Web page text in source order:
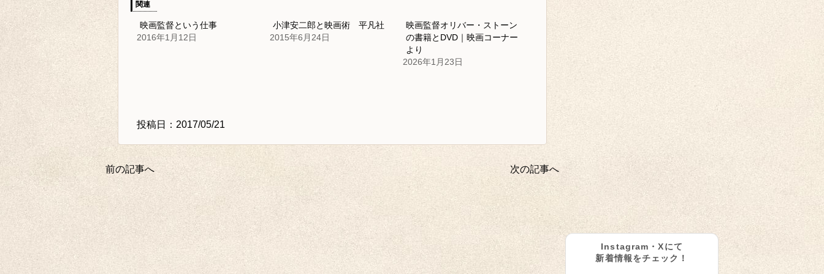
関連
映画監督という仕事
2016年1月12日
小津安二郎と映画術 平凡社
2015年6月24日
映画監督オリバー・ストーン
の書籍とDVD｜映画コーナー
より
2026年1月23日
投稿日：2017/05/21
次の記事へ
前の記事へ
Instagram・Xにて
新着情報をチェック！